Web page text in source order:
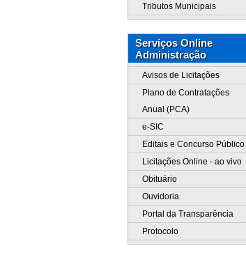
Tributos Municipais
Serviços Online
Administração
Avisos de Licitações
Plano de Contratações
Anual (PCA)
e-SIC
Editais e Concurso Público
Licitações Online - ao vivo
Obituário
Ouvidoria
Portal da Transparência
Protocolo